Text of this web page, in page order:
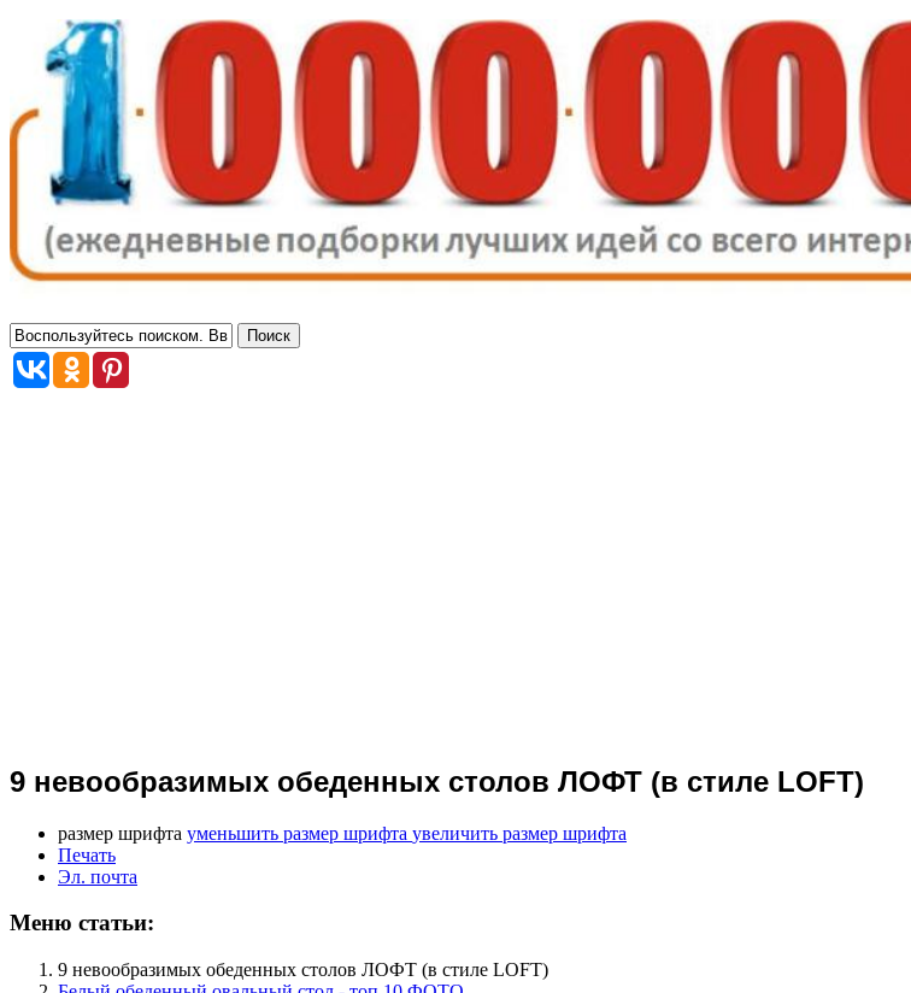
9 невообразимых обеденных столов ЛОФТ (в стиле LOFT)
размер шрифта уменьшить размер шрифта увеличить размер шрифта
Печать
Эл. почта
Меню статьи:
9 невообразимых обеденных столов ЛОФТ (в стиле LOFT)